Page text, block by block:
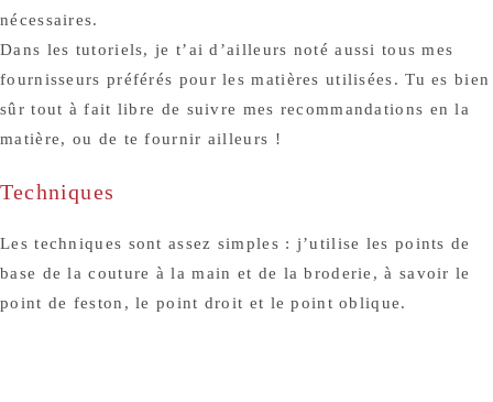
nécessaires.
Dans les tutoriels, je t’ai d’ailleurs noté aussi tous mes
fournisseurs préférés pour les matières utilisées. Tu es bien
sûr tout à fait libre de suivre mes recommandations en la
matière, ou de te fournir ailleurs !
Techniques
Les techniques sont assez simples : j’utilise les points de
base de la couture à la main et de la broderie, à savoir le
point de feston, le point droit et le point oblique.